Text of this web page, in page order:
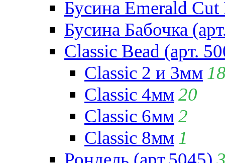
Бусина Emerald Cut
Бусина Бабочка
Classic Bead (арт.
Classic 2 и 3мм
Classic 4мм20
Classic 6мм2
Classic 8мм 1